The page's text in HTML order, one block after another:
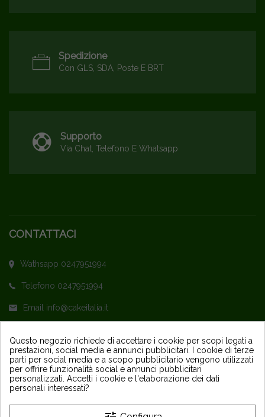
Spedizione
Con GLS, SDA, Poste E BRT
Supporto
Via Chat, Telefono E Whatsapp
CONTATTACI
Wathsapp 0247951994
Telefono 0247951994
Email info@cakeitalia.it
dalle ore 9,30 alle 14 e dalle 15 alle 18
Questo negozio richiede di accettare i cookie per scopi legati a
prestazioni, social media e annunci pubblicitari. I cookie di terze
parti per social media e a scopo pubblicitario vengono utilizzati
per offrire funzionalità social e annunci pubblicitari
personalizzati. Accetti i cookie e l'elaborazione dei dati
personali interessati?